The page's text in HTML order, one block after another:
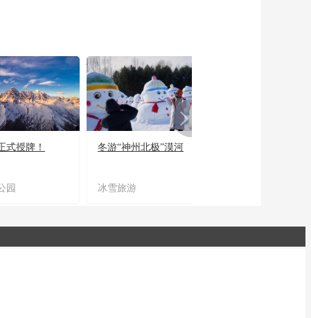
式授牌！
园
冬游“神州北极”漠河
冰雪旅游